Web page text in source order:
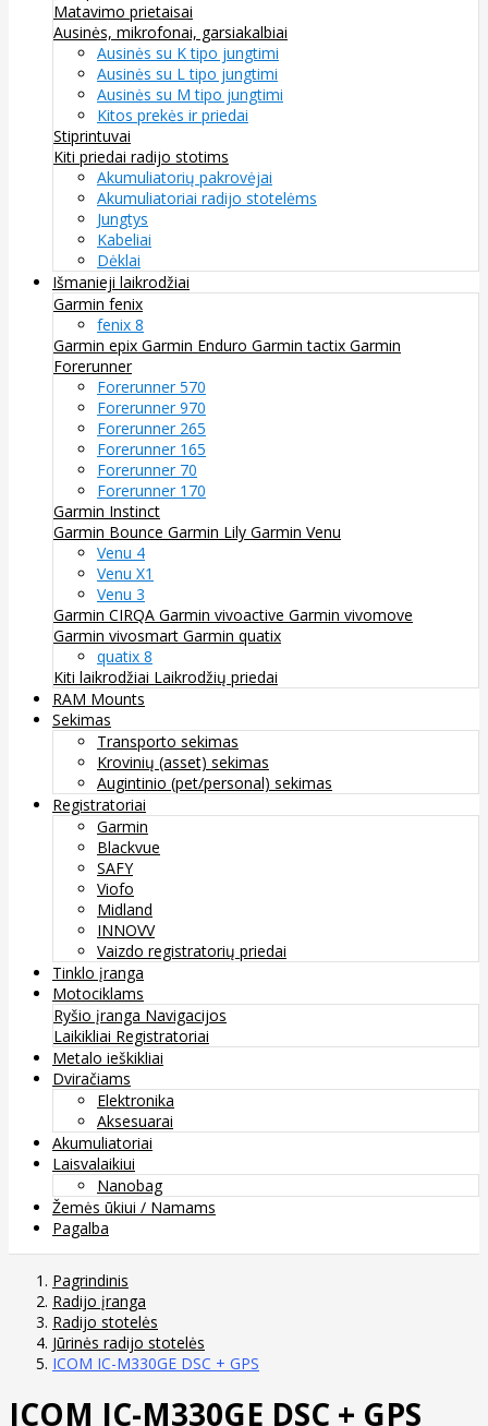
Matavimo prietaisai
Ausinės, mikrofonai, garsiakalbiai
Ausinės su K tipo jungtimi
Ausinės su L tipo jungtimi
Ausinės su M tipo jungtimi
Kitos prekės ir priedai
Stiprintuvai
Kiti priedai radijo stotims
Akumuliatorių pakrovėjai
Akumuliatoriai radijo stotelėms
Jungtys
Kabeliai
Dėklai
Išmanieji laikrodžiai
Garmin fenix
fenix 8
Garmin epix Garmin Enduro Garmin tactix Garmin
Forerunner
Forerunner 570
Forerunner 970
Forerunner 265
Forerunner 165
Forerunner 70
Forerunner 170
Garmin Instinct
Garmin Bounce Garmin Lily Garmin Venu
Venu 4
Venu X1
Venu 3
Garmin CIRQA Garmin vivoactive Garmin vivomove
Garmin vivosmart Garmin quatix
quatix 8
Kiti laikrodžiai Laikrodžių priedai
RAM Mounts
Sekimas
Transporto sekimas
Krovinių (asset) sekimas
Augintinio (pet/personal) sekimas
Registratoriai
Garmin
Blackvue
SAFY
Viofo
Midland
INNOVV
Vaizdo registratorių priedai
Tinklo įranga
Motociklams
Ryšio įranga Navigacijos
Laikikliai Registratoriai
Metalo ieškikliai
Dviračiams
Elektronika
Aksesuarai
Akumuliatoriai
Laisvalaikiui
Nanobag
Žemės ūkiui / Namams
Pagalba
Pagrindinis
Radijo įranga
Radijo stotelės
Jūrinės radijo stotelės
ICOM IC-M330GE DSC + GPS
ICOM IC-M330GE DSC + GPS